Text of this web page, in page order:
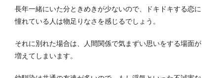
長年一緒にいた分ときめきが少ないので、ドキドキする恋に
憧れている人は物足りなさを感じるでしょう。
それに別れた場合は、人間関係で気まずい思いをする場面が
増えてしまいます。